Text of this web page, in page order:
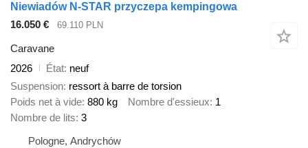
Niewiadów N-STAR przyczepa kempingowa
16.050 €
69.110 PLN
Caravane
2026
État neuf
Suspension ressort à barre de torsion
Poids net à vide 880 kg Nombre d'essieux 1
Nombre de lits 3
Pologne, Andrychów